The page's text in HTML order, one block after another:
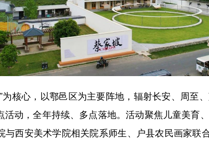
核心，以鄠邑区为主要阵地，辐射长安、周至
动，全年持续、多点落地。活动聚焦儿童美育
西安美术学院相关院系师生、户县农民画家联